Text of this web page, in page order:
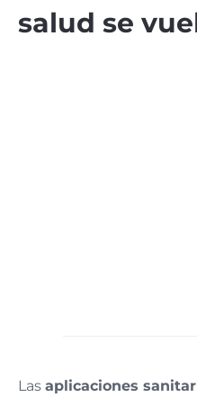
salud se
Las aplicaciones